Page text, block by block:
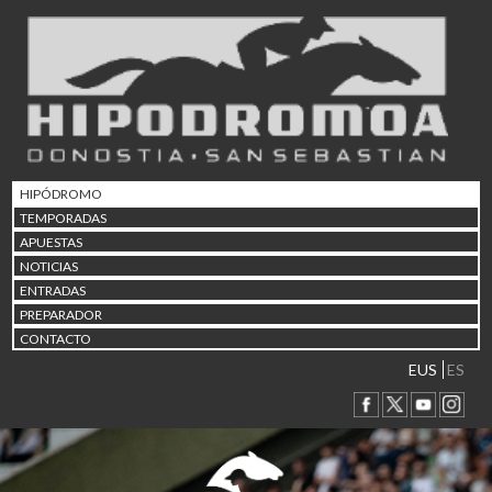
HIPÓDROMO
TEMPORADAS
APUESTAS
NOTICIAS
ENTRADAS
PREPARADOR
CONTACTO
EUS ES
02/08 17:30 Abuztuaren 2a / 2 de
Abuztuaren 9a / 9 de
12/08 12:24 Abuztaren 12a / 12 de
15/08 17:05 Abuztuaren 15a / 15 de
23/08 17:30 Abuztuaren 23a / 23 de
30/08 17:30 Abuztuaren 30a / 30 de
02/09 11:15
06/09 17:30 Irailaren 6a / 6 de
Irailaren 13a / 13 de
30/09 11:30 Irailaren 30a / 30 de